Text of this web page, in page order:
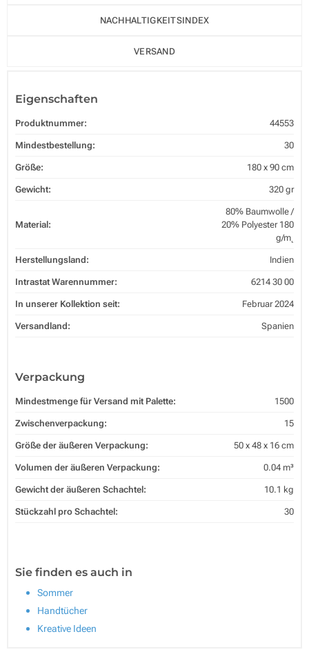
NACHHALTIGKEITSINDEX
VERSAND
Eigenschaften
Produktnummer: 44553
Mindestbestellung: 30
Größe: 180 x 90 cm
Gewicht: 320 gr
Material:
80% Baumwolle /
20% Polyester 180
g/m˛
Herstellungsland: Indien
Intrastat Warennummer: 6214 30 00
In unserer Kollektion seit: Februar 2024
Versandland: Spanien
Verpackung
Mindestmenge für Versand mit Palette: 1500
Zwischenverpackung: 15
Größe der äußeren Verpackung: 50 x 48 x 16 cm
Volumen der äußeren Verpackung: 0.04 m³
Gewicht der äußeren Schachtel: 10.1 kg
Stückzahl pro Schachtel: 30
Sie finden es auch in
Sommer
Handtücher
Kreative Ideen